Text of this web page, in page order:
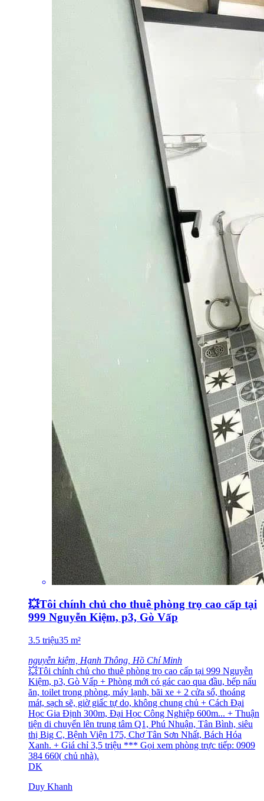
💥Tôi chính chủ cho thuê phòng trọ cao cấp tại
999 Nguyễn Kiệm, p3, Gò Vấp
3.5 triệu35 m²
nguyễn kiệm, Hạnh Thông, Hồ Chí Minh
💥Tôi chính chủ cho thuê phòng trọ cao cấp tại 999 Nguyễn
Kiệm, p3, Gò Vấp + Phòng mới có gác cao qua đầu, bếp nấu
ăn, toilet trong phòng, máy lạnh, bãi xe + 2 cửa sổ, thoáng
mát, sạch sẽ, giờ giấc tự do, không chung chủ + Cách Đại
Học Gia Định 300m, Đại Học Công Nghiệp 600m... + Thuận
tiện di chuyển lên trung tâm Q1, Phú Nhuận, Tân Bình, siêu
thị Big C, Bệnh Viện 175, Chợ Tân Sơn Nhất, Bách Hóa
Xanh. + Giá chỉ 3,5 triệu *** Gọi xem phòng trực tiếp: 0909
384 660( chủ nhà).
DK
Duy Khanh